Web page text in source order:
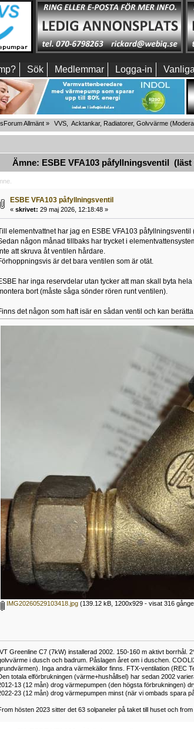
Sök Medlemmar Logga-in
Allmänt » VVS,  Acktankar, Radiatorer, Golvvärme
Ämne: ESBE VFA103 påfyllningsventil (läst
ESBE VFA103 påfyllningsventil
« skrivet: 29 maj 2026, 12:18:48 »
elementvattnet har jag en ESBE VFA103
någon månad tillbaks har trycket i
att skruva åt ventilen hårdare.
är det bara ventilen som är otät.
har inga reservdelar utan tycker att man skall byta
bort (måste såga sönder rören runt ventilen).
det någon som haft isär en sådan ventil och kan
IMG20260529103418.jpg(139.12 kB, 1200x929 - visat 316
Greenline C7 (7kW) installerad 2002. 150-160 m aktivt
i dusch och badrum. Påslagen året om i duschen.
Inga andra värmekällor finns. FTX-ventilation (REC
totala elförbrukningen (värme+hushållsel) har sedan 2002
13 (12 mån) drog värmepumpen (den högsta förbrukningen)
23 (12 mån) drog värmepumpen minst (när vi ombads spara
hösten 2023 sitter det 63 solpaneler på taket till huset och